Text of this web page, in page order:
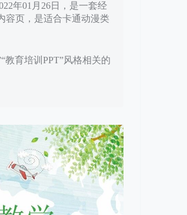
年01月26日，是一套经
容页，是适合卡通动漫类
教育培训PPT”风格相关的